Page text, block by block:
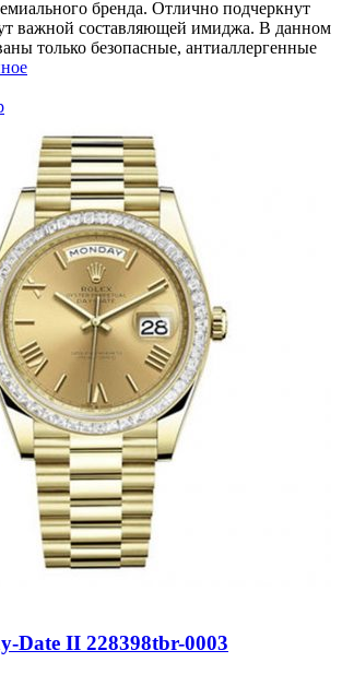
бренда. Отлично подчеркнут
важной составляющей имиджа. В данном
только безопасные, антиаллергенные
Date II 228398tbr-0003